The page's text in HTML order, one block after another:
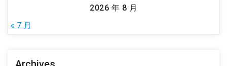
2026 年 8 月
« 7 月